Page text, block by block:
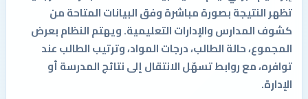
تظهر النتيجة بصورة مباشرة وفق البيانات المتاحة من
كشوف المدارس والإدارات التعليمية. ويهتم النظام بعرض
المجموع، حالة الطالب، درجات المواد، وترتيب الطالب عند
توافره، مع روابط تسهّل الانتقال إلى نتائج المدرسة أو
الإدارة.